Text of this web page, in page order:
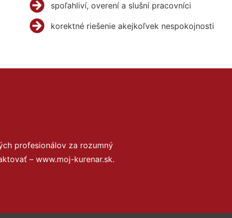
spoľahliví, overení a slušní pracovníci
korektné riešenie akejkoľvek nespokojnosti
profesionálov za rozumný
– www.moj-kurenar.sk.